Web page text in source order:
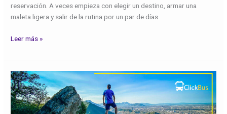
reservación. A veces empieza con elegir un destino, armar una
maleta ligera y salir de la rutina por un par de días.
Leer más »
Comienza
el
año
con